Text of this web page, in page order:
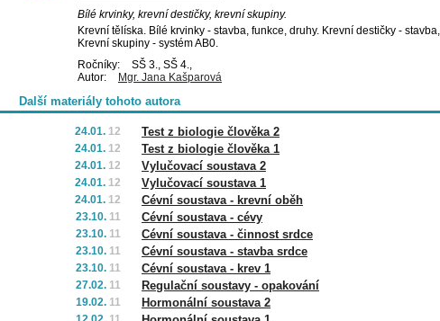
Bílé krvinky, krevní destičky, krevní skupiny.
Krevní tělíska. Bílé krvinky - stavba, funkce, druhy. Krevní destičky -
Krevní skupiny - systém AB0.
Ročníky:
SŠ 3., SŠ 4.,
Autor:
Mgr. Jana Kašparová
Další materiály tohoto autora
24.01. 12 Test z biologie člověka 2
24.01. 12 Test z biologie člověka 1
24.01. 12 Vylučovací soustava 2
24.01. 12 Vylučovací soustava 1
24.01. 12 Cévní soustava - krevní oběh
23.10. 11 Cévní soustava - cévy
23.10. 11 Cévní soustava - činnost srdce
23.10. 11 Cévní soustava - stavba srdce
23.10. 11 Cévní soustava - krev 1
27.02. 11 Regulační soustavy - opakování
19.02. 11 Hormonální soustava 2